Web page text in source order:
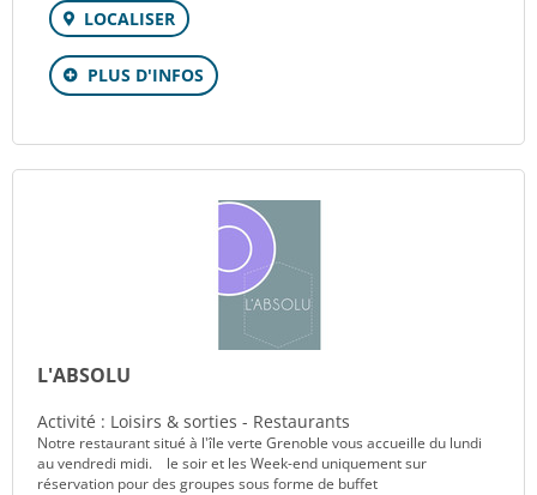
LOCALISER
PLUS D'INFOS
L'ABSOLU
Activité : Loisirs & sorties - Restaurants
Notre restaurant situé à l'île verte Grenoble vous accueille du lundi
au vendredi midi. le soir et les Week-end uniquement sur
réservation pour des groupes sous forme de buffet